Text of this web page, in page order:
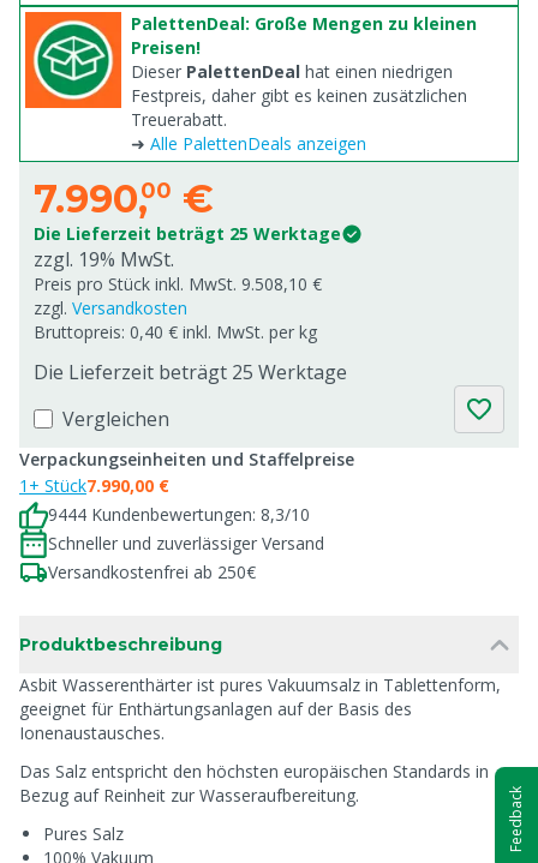
PalettenDeal: Große Mengen zu kleinen
Preisen!
Dieser PalettenDeal hat einen niedrigen
Festpreis, daher gibt es keinen zusätzlichen
Treuerabatt.
➜ Alle PalettenDeals anzeigen
7.990,00 €
Die Lieferzeit beträgt 25 Werktage
zzgl. 19% MwSt.
Preis pro Stück inkl. MwSt. 9.508,10 €
zzgl. Versandkosten
Bruttopreis: 0,40 € inkl. MwSt. per kg
Die Lieferzeit beträgt 25 Werktage
Vergleichen
Verpackungseinheiten und Staffelpreise
1+ Stück7.990,00 €
9444 Kundenbewertungen: 8,3/10
Schneller und zuverlässiger Versand
Versandkostenfrei ab 250€
Produktbeschreibung
Asbit Wasserenthärter ist pures Vakuumsalz in Tablettenform,
geeignet für Enthärtungsanlagen auf der Basis des
Ionenaustausches.
Das Salz entspricht den höchsten europäischen Standards in
Bezug auf Reinheit zur Wasseraufbereitung.
Pures Salz
100% Vakuum
Feedback